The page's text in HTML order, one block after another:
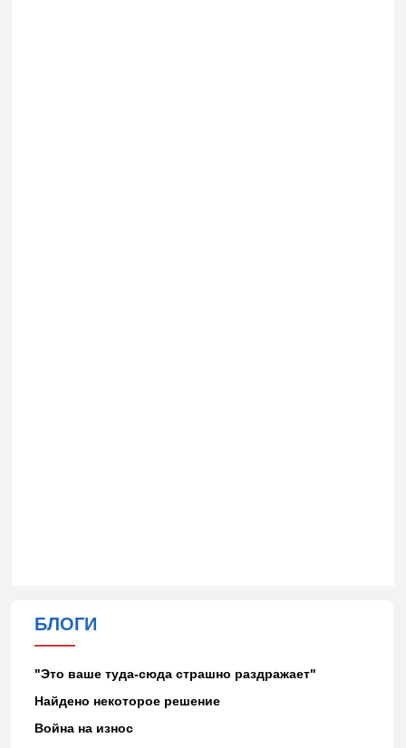
БЛОГИ
"Это ваше туда-сюда страшно раздражает"
Найдено некоторое решение
Война на износ